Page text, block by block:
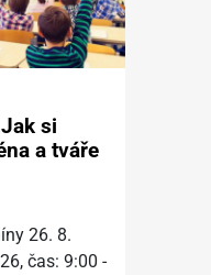
si
a tváře
26. 8.
čas: 9:00 -